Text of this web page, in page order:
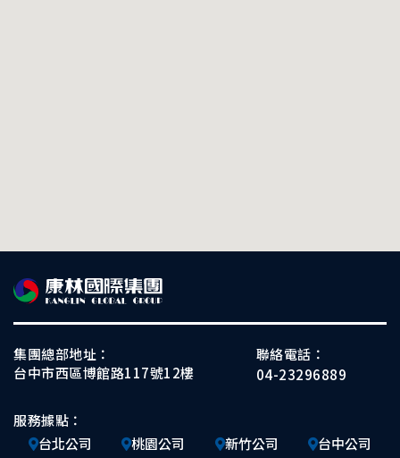
集團總部地址：
台中市西區博館路117號12樓
聯絡電話：
04-23296889
服務據點：
台北公司
桃園公司 新竹公司
台中公司